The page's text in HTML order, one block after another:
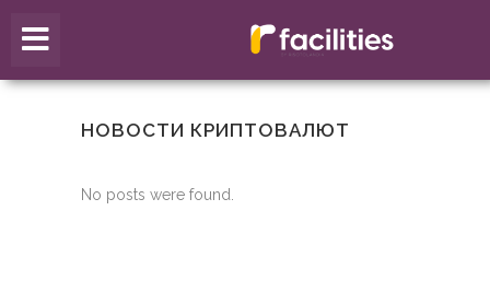
НОВОСТИ КРИПТОВАЛЮТ
No posts were found.